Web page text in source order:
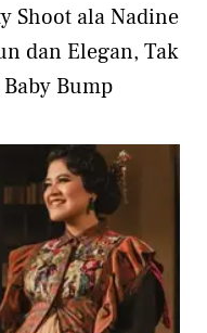
Shoot ala Nadine
dan Elegan, Tak
Bump